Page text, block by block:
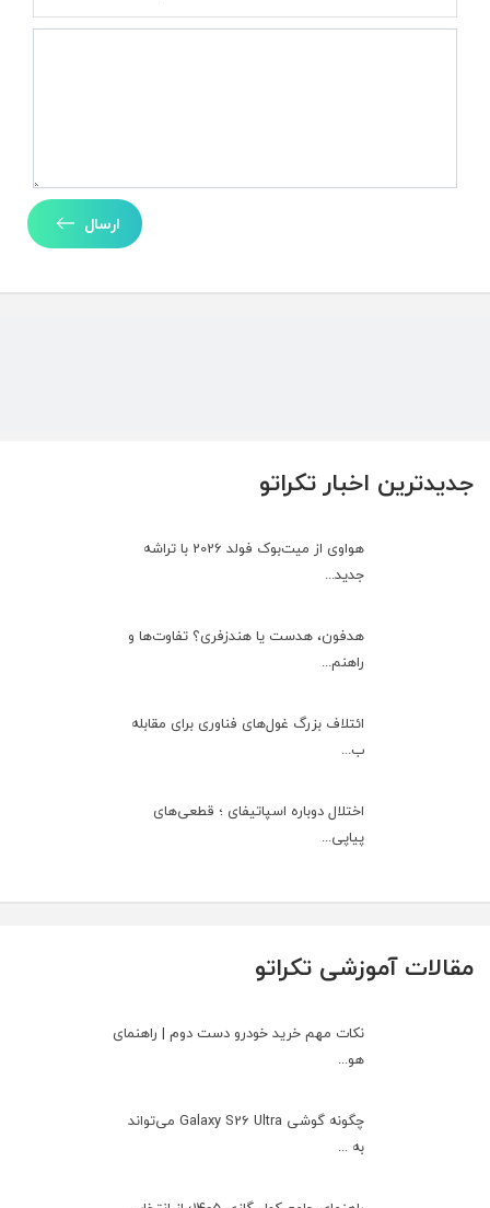
جدیدترین اخبار تکراتو
هواوی از میت‌بوک فولد 2026 با تراشه
جدید...
هدفون، هدست یا هندزفری؟ تفاوت‌ها و
راهنم...
ائتلاف بزرگ غول‌های فناوری برای مقابله
ب...
اختلال دوباره اسپاتیفای ؛ قطعی‌های
پیاپی...
ارسال
مقالات آموزشی تکراتو
نکات مهم خرید خودرو دست دوم | راهنمای
هو...
چگونه گوشی Galaxy S26 Ultra می‌تواند
به ...